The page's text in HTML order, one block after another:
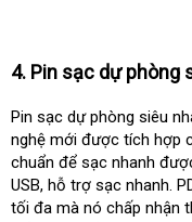
4. Pin sạc dự phòng
Pin sạc dự phòng siêu
nghệ mới được tích hợp
chuẩn để sạc nhanh
USB, hỗ trợ sạc nhanh.
tối đa mà nó chấp nhận